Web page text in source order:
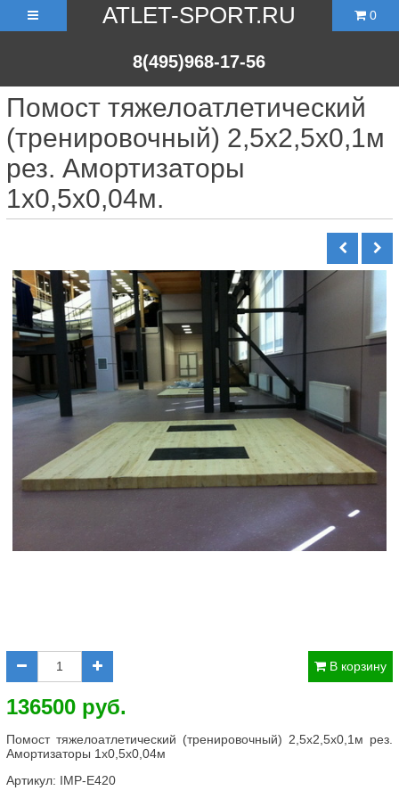
ATLET-SPORT.RU
8(495)968-17-56
0
Помост тяжелоатлетический
(тренировочный) 2,5х2,5х0,1м
рез. Амортизаторы
1х0,5х0,04м.
В корзину
136500 руб.
Помост тяжелоатлетический (тренировочный) 2,5х2,5х0,1м рез.
Амортизаторы 1х0,5х0,04м
Артикул: IMP-E420